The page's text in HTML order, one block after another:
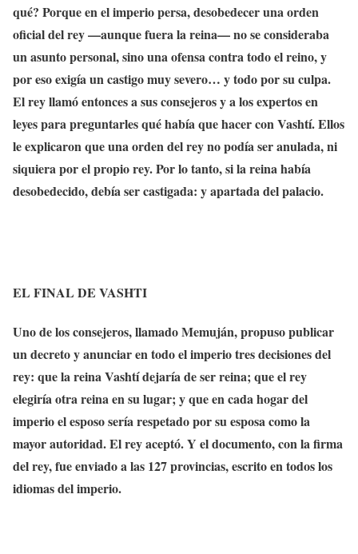
qué? Porque en el imperio persa, desobedecer una orden
oficial del rey —aunque fuera la reina— no se consideraba
un asunto personal, sino una ofensa contra todo el reino, y
por eso exigía un castigo muy severo… y todo por su culpa.
El rey llamó entonces a sus consejeros y a los expertos en
leyes para preguntarles qué había que hacer con Vashtí. Ellos
le explicaron que una orden del rey no podía ser anulada, ni
siquiera por el propio rey. Por lo tanto, si la reina había
desobedecido, debía ser castigada: y apartada del palacio.
EL FINAL DE VASHTI
Uno de los consejeros, llamado Memuján, propuso publicar
un decreto y anunciar en todo el imperio tres decisiones del
rey: que la reina Vashtí dejaría de ser reina; que el rey
elegiría otra reina en su lugar; y que en cada hogar del
imperio el esposo sería respetado por su esposa como la
mayor autoridad. El rey aceptó. Y el documento, con la firma
del rey, fue enviado a las 127 provincias, escrito en todos los
idiomas del imperio.